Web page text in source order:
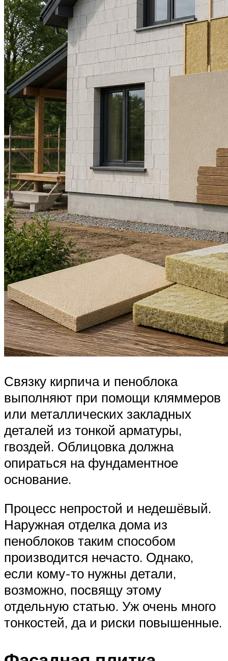
Связку кирпича и пеноблока
выполняют при помощи кляммеров
или металлических закладных
деталей из тонкой арматуры,
гвоздей. Облицовка должна
опираться на фундаментное
основание.
Процесс непростой и недешёвый.
Наружная отделка дома из
пеноблоков таким способом
производится нечасто. Однако,
если кому-то нужны детали,
возможно, посвящу этому
отдельную статью. Уж очень много
тонкостей, да и риски повышенные.